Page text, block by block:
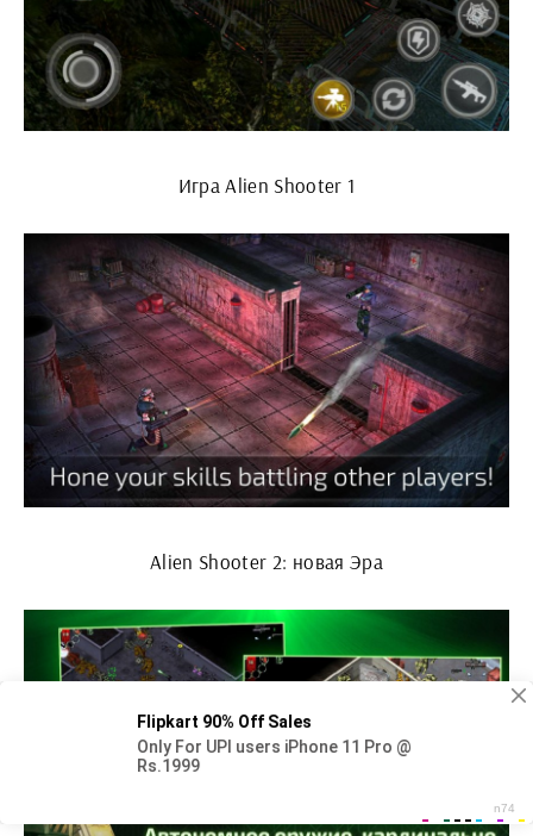
Игра Alien Shooter 1
Alien Shooter 2: новая Эра